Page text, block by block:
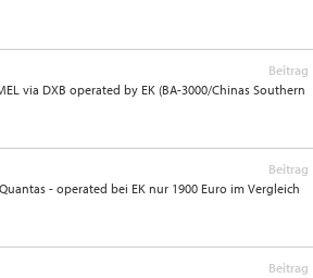
Beitrag
via DXB operated by EK (BA-3000/Chinas Southern
Beitrag
- operated bei EK nur 1900 Euro im Vergleich
Beitrag